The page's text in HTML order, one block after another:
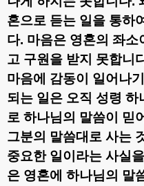
혼으로 듣는 일을 통하
다. 마음은 영혼의 좌소
고 구원을 받지 못합니
마음에 감동이 일어나
되는 일은 오직 성령 하
로 하나님의 말씀이 믿
그분의 말씀대로 사는
중요한 일이라는 사실
은 영혼에 하나님의 말